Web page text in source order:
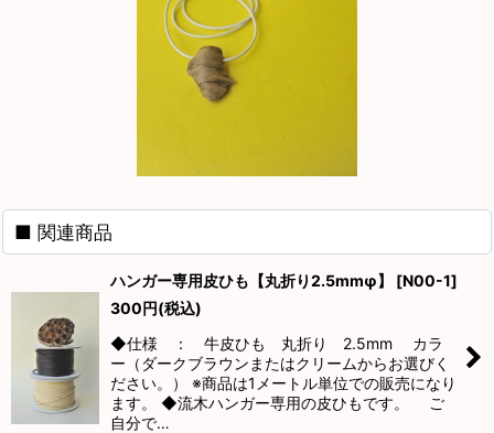
■ 関連商品
ハンガー専用皮ひも【丸折り2.5mmφ】 [N00-1]
300円(税込)
◆仕様 ： 牛皮ひも 丸折り 2.5mm カラ
ー（ダークブラウンまたはクリームからお選びく
ださい。） ※商品は1メートル単位での販売になり
ます。 ◆流木ハンガー専用の皮ひもです。 ご
自分で…